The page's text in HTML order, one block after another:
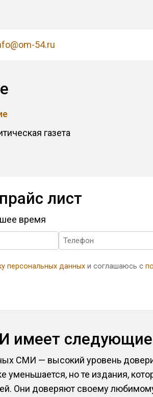
54.ru
газета
лист
время
персональных данныхи соглашаюсь с
имеет
СМИ — высокий уровень
но те издания,
Они доверяют своему